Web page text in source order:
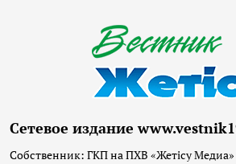
Сетевое издание
Собственник: ГКП на ПХВ «Жетісу